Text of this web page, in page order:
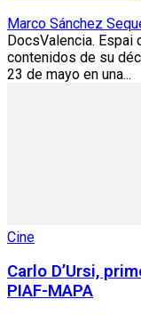
Marco Sánchez
DocsValencia. Espai
contenidos de su
23 de mayo en una...
Cine
Carlo D’Ursi,
PIAF-MAPA